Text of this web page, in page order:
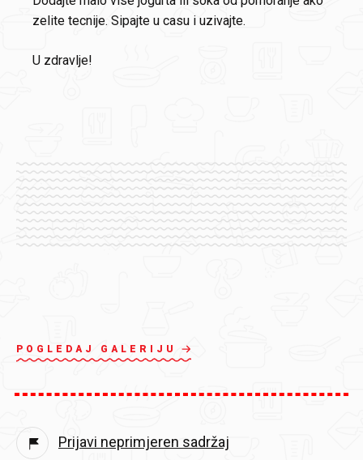
zelite tecnije. Sipajte u casu i uzivajte.
U zdravlje!
POGLEDAJ GALERIJU
Prijavi neprimjeren sadržaj